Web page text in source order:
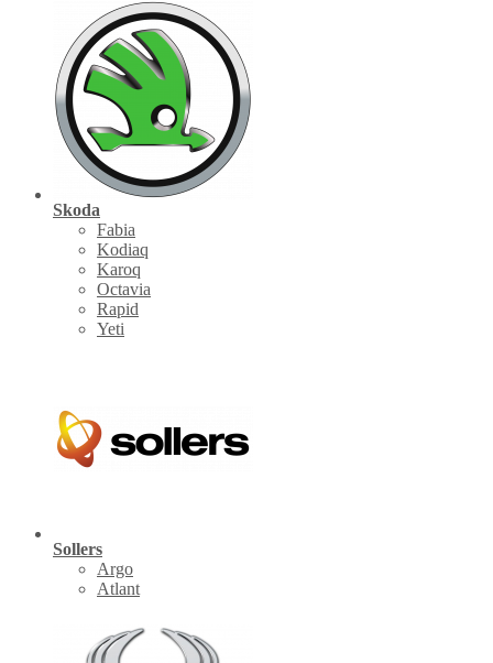
Skoda
Fabia
Kodiaq
Karoq
Octavia
Rapid
Yeti
Sollers
Argo
Atlant